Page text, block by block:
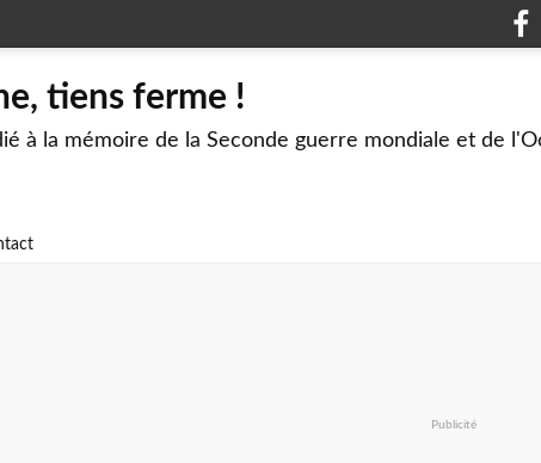
tiens ferme !
à la mémoire de la Seconde guerre mondiale et de
Publicité